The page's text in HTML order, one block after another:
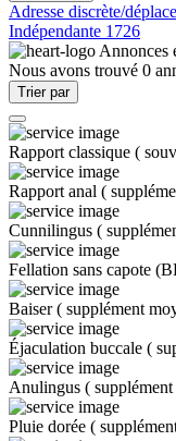
Adresse discrète/
Indépendante 1726
Annonces
Nous avons trouvé 0
Trier par
Rapport classique (
Rapport anal (
Cunnilingus (
Fellation sans capote
Baiser( supplément
Éjaculation buccale (
Anulingus (
Pluie dorée (